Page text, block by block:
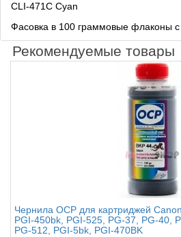
CLI-471C Cyan
Фасовка в 100 граммовые флаконы с
Рекомендуемые товары
Чернила OCP для картриджей
PGI-450bk, PGI-525, PG-37, PG-40,
PG-512, PGI-5bk, PGI-470BK